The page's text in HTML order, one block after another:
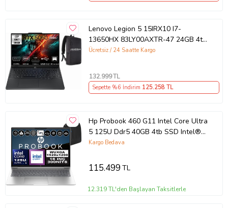
Lenovo Legion 5 15IRX10 I7-
13650HX 83LY00AXTR-47 24GB 4tb
RTX5060 8gb W11PRO 15.3"
Ücretsiz / 24 Saatte Kargo
132.999TL
Sepette %6 İndirim 125.258TL
Hp Probook 460 G11 Intel Core Ultra
5 125U Ddr5 40GB 4tb SSD Intel®
Aı Boost 16" Wuxga IPS Freedos
Zetta Çanta
Kargo Bedava
115.499TL
12.319 TL'den Başlayan Taksitlerle